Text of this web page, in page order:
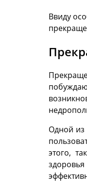
Ввиду
Одной из
этого,